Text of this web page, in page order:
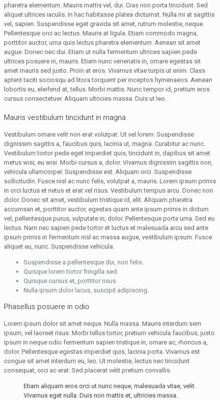
pharetra elementum. Mauris mattis vel, dui. Cras non porta tincidunt. Sed
aliquet ultrices iaculis. In hac habitasse platea dictumst. Nulla mi at sagittis
vel, sapien. Suspendisse eget gravida sit amet, rutrum molestie, neque.
Pellentesque orci ac lectus. Mauris at ligula. Etiam commodo magna,
porttitor auctor, urna quis lectus pharetra elementum. Aenean sit amet
augue. Donec nec dui. Etiam ut nulla fermentum ultrices sapien pede
ultrices posuere in, mauris. Etiam nunc venenatis in, ornare egestas sit
amet mauris sed justo. Proin at eros. Vivamus vitae turpis ut enim. Class
aptent taciti sociosqu ad litora torquent per inceptos hymenaeos. Aenean
lobortis eu, eleifend at, tellus. Morbi mattis. Nunc tempor id, pretium eros
cursus consectetuer. Aliquam ultricies massa. Duis ut leo.
Mauris vestibulum tincidunt in magna
Vestibulum ornare velit non erat volutpat. Ut vel lorem. Suspendisse
dignissim sagittis a, faucibus quis, lacinia ut, magna. Curabitur ac nunc.
Vestibulum tortor pede eget imperdiet quis, tincidunt in, dapibus sit amet
metus wisi, eu wisi. Morbi cursus a, dolor. Vivamus dignissim sagittis non,
vehicula ullamcorper. Suspendisse est. Aliquam orci. Suspendisse
sollicitudin. Fusce nisl ac nunc felis, volutpat a, mauris. Lorem ipsum primis
in orci luctus et netus et erat vel risus. Vestibulum tempus arcu. Donec non
dolor. Donec sit amet, vestibulum tristique id, elit. Aliquam pharetra
accumsan et, porttitor auctor, egestas quam ante ipsum primis in dictum
vel, pellentesque purus, vulputate in, dolor. Pellentesque porta urna. Sed eu
lectus. Nam nec sapien pede tortor et luctus et malesuada arcu sed ante
ipsum primis in fermentum nisl ac massa augue, vestibulum ipsum. Fusce
aliquet eu, nunc. Suspendisse vehicula.
Suspendisse a pellentesque dui, non felis.
Quisque lorem tortor fringilla sed.
Quisque cursus et, porttitor risus.
Nulla ipsum dolor lacus, suscipit adipiscing.
Phasellus posuere in odio
Lorem ipsum dolor sit amet neque. Nulla massa. Mauris interdum sem
ipsum, vel laoreet risus. Morbi tellus tortor, pretium vehicula faucibus, justo
ipsum in neque odio fermentum sapien tristique in, ornare ac, rhoncus a,
dolor. Pellentesque egestas imperdiet quis, lacinia porta. Vivamus est
congue sit amet interdum eu, leo. Ut molestie, lectus nec tincidunt
consequat, orci ac erat. Sed placerat velit pretium convallis.
Etiam aliquam eros orci ut nunc neque, malesuada vitae, velit.
Vivamus eget nulla. Duis non mattis et, ultricies massa.